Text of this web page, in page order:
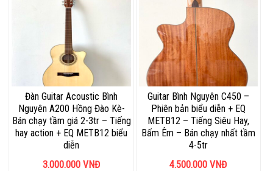
Đàn Guitar Acoustic Bình
Nguyên A200 Hồng Đào Kè-
Bán chạy tầm giá 2-3tr – Tiếng
hay action + EQ METB12 biểu
diễn
3.000.000 VNĐ
Guitar Bình Nguyên C450 –
Phiên bản biểu diễn + EQ
METB12 – Tiếng Siêu Hay,
Bấm Êm – Bán chạy nhất tầm
4-5tr
4.500.000 VNĐ